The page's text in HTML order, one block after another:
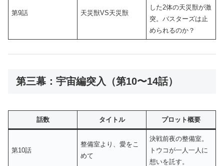
第9話 天災獣VS天災獣
した2体の天災獣が激
突。バスターズは止
められるのか？
第三幕：宇宙編突入（第10〜14話）
話数 タイトル プロット概要
第10話
整備室より、愛をこ
めて
決戦前夜の整備室。
トウコが一人一人に
想いを託す。